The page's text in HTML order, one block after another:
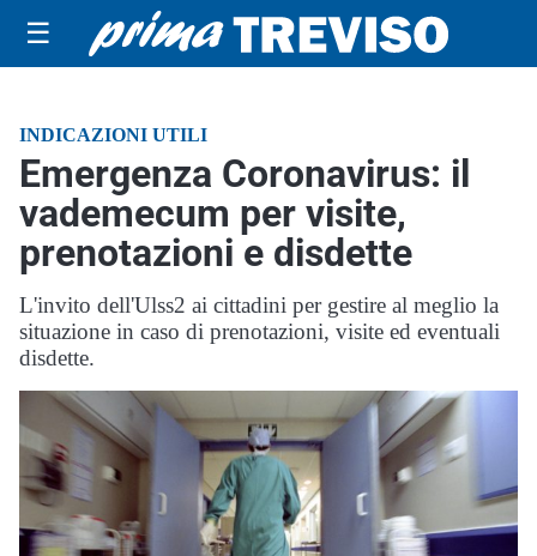
☰
INDICAZIONI UTILI
Emergenza Coronavirus: il
vademecum per visite,
prenotazioni e disdette
L'invito dell'Ulss2 ai cittadini per gestire al meglio la
situazione in caso di prenotazioni, visite ed eventuali
disdette.